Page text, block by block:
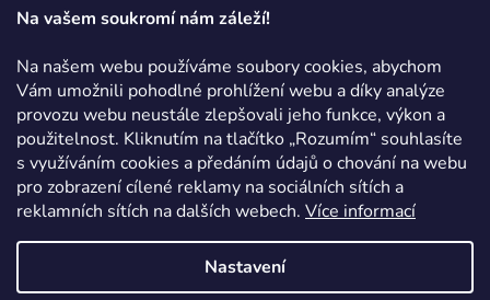
Na vašem soukromí nám záleží!
Na našem webu používáme soubory cookies, abychom
Vám umožnili pohodlné prohlížení webu a díky analýze
provozu webu neustále zlepšovali jeho funkce, výkon a
použitelnost. Kliknutím na tlačítko „Rozumím“ souhlasíte
s využíváním cookies a předáním údajů o chování na webu
pro zobrazení cílené reklamy na sociálních sítích a
reklamních sítích na dalších webech. Více informací
Nastavení
Vložte svůj e-mail a my vám budeme zasílat informace o
nových produktech na našem e-shopu.
E-mail
Vložením e-mailu souhlasíte spodmínkami ochrany
osobních údajů